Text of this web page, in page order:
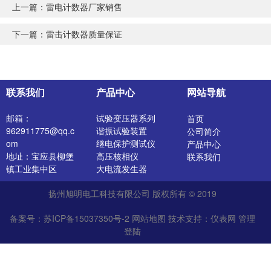
上一篇： 雷电计数器厂家销售
下一篇： 雷击计数器质量保证
联系我们
邮箱：
962911775@qq.c
om
地址：宝应县柳堡
镇工业集中区
产品中心
试验变压器系列
谐振试验装置
继电保护测试仪
高压核相仪
大电流发生器
开关特性测试仪
高压发生器
介质损耗测试仪
直流电阻测试仪
绝缘油介电强度测
网站导航
首页
公司简介
产品中心
联系我们
扬州旭明电工科技有限公司 版权所有 © 2019
备案号：苏ICP备15037350号-2 网站地图 技术支持： 仪表网 管理
登陆